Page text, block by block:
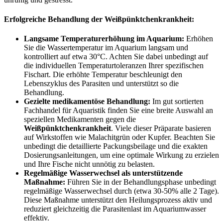
Erfolgreiche Behandlung der Weißpünktchenkrankheit:
Langsame Temperaturerhöhung im Aquarium: Erhöhen
Sie die Wassertemperatur im Aquarium langsam und
kontrolliert auf etwa 30°C. Achten Sie dabei unbedingt auf
die individuellen Temperaturtoleranzen Ihrer spezifischen
Fischart. Die erhöhte Temperatur beschleunigt den
Lebenszyklus des Parasiten und unterstützt so die
Behandlung.
Gezielte medikamentöse Behandlung: Im gut sortierten
Fachhandel für Aquaristik finden Sie eine breite Auswahl an
speziellen Medikamenten gegen die
Weißpünktchenkrankheit. Viele dieser Präparate basieren
auf Wirkstoffen wie Malachitgrün oder Kupfer. Beachten Sie
unbedingt die detaillierte Packungsbeilage und die exakten
Dosierungsanleitungen, um eine optimale Wirkung zu erzielen
und Ihre Fische nicht unnötig zu belasten.
Regelmäßige Wasserwechsel als unterstützende
Maßnahme: Führen Sie in der Behandlungsphase unbedingt
regelmäßige Wasserwechsel durch (etwa 30-50% alle 2 Tage).
Diese Maßnahme unterstützt den Heilungsprozess aktiv und
reduziert gleichzeitig die Parasitenlast im Aquariumwasser
effektiv.